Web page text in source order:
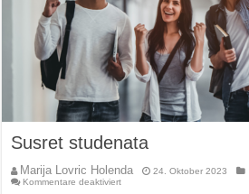
Susret studenata
Marija Lovric Holenda 24. Oktober 2023
Kommentare deaktiviertfür